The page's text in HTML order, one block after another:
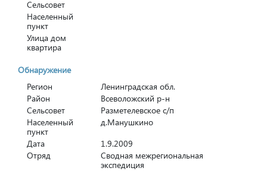
Сельсовет
Населенный
пункт
Улица дом
квартира
Обнаружение
Регион
Ленинградская обл.
Район
Всеволожский р-н
Сельсовет
Разметелевское с/п
Населенный
пункт
д.Манушкино
Дата
1.9.2009
Отряд
Сводная межрегиональная
экспедиция